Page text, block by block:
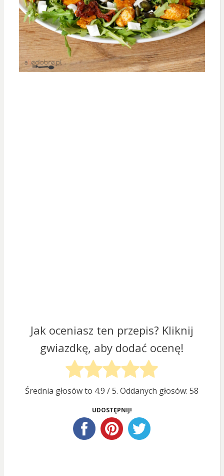
Jak oceniasz ten przepis? Kliknij
gwiazdkę, aby dodać ocenę!
Średnia głosów to 4.9 / 5. Oddanych głosów: 58
UDOSTĘPNIJ!